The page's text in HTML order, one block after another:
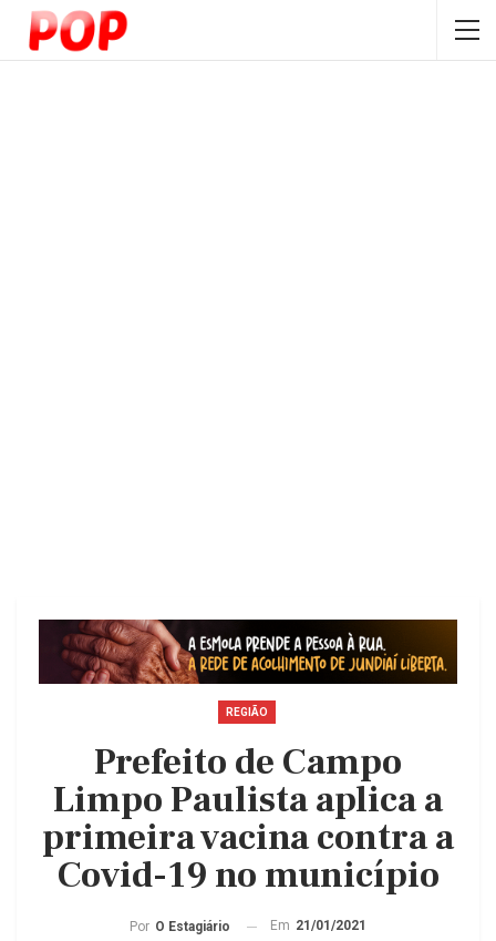
REGIÃO
Prefeito de Campo
Limpo Paulista aplica a
primeira vacina contra a
Covid-19 no município
Por O Estagiário Em 21/01/2021